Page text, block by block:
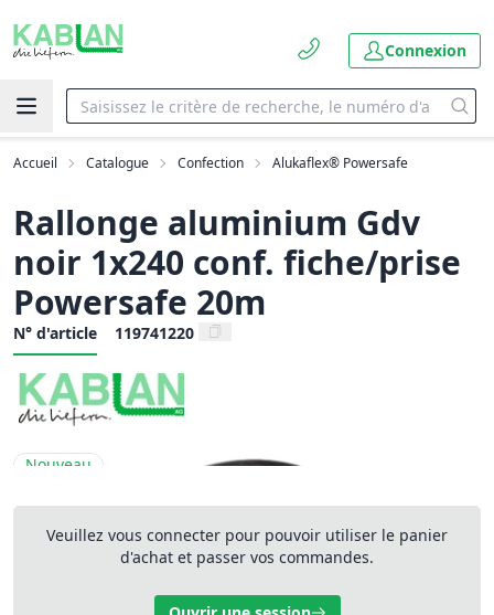
Connexion
Accueil Catalogue Confection Alukaflex® Powersafe
Rallonge aluminium Gdv
noir 1x240 conf. fiche/prise
Powersafe 20m
N° d'article 119741220
Nouveau
Veuillez vous connecter pour pouvoir utiliser le panier
d'achat et passer vos commandes.